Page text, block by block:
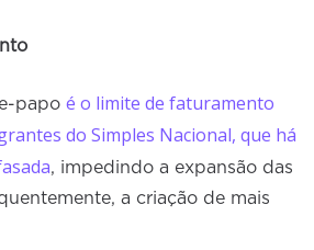
papoé o limite de faturamento
do Simples Nacional, que há
, impedindo a expansão das
a criação de mais